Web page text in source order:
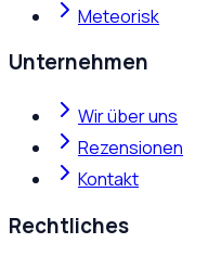
Meteorisk
Unternehmen
Wir über uns
Rezensionen
Kontakt
Rechtliches